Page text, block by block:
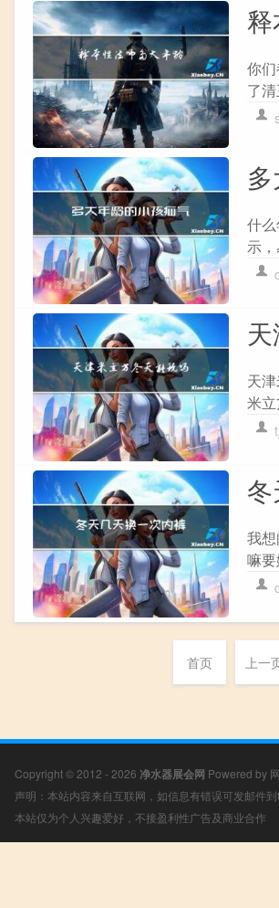
你
了
什
示
天
米
我
嘛
首页 上一
Copyright © 2012 - 2026 净水器展会网 Powered by
声明：本站内容来自互联网，如信息有错误可发邮件
本站仅为个人兴趣爱好，不接盈利性广告及商业合作